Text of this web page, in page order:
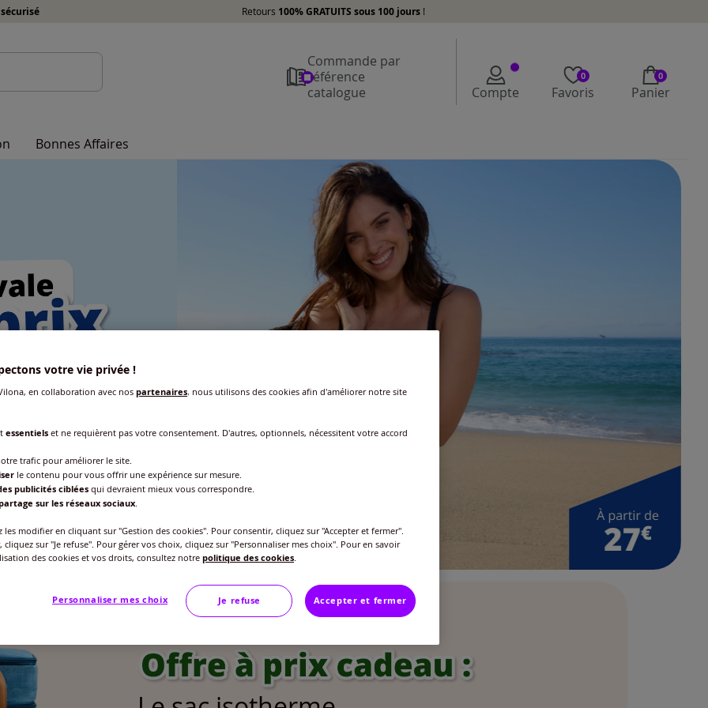
Retours 100% GRATUITS sous 100 jours !
Commande par
référence
catalogue
Compte
0
Favoris
0
Panier
Bonnes Affaires
d'été
votre vie privée !
en collaboration avec nos partenaires, nous utilisons des cookies afin d'améliorer notre site
essentiels et ne requièrent pas votre consentement. D'autres, optionnels, nécessitent votre accord
trafic pour améliorer le site.
le contenu pour vous offrir une expérience sur mesure.
publicités ciblées qui devraient mieux vous correspondre.
sur les réseaux sociaux
les modifier en cliquant sur "Gestion des cookies". Pour consentir, cliquez sur "Accepter et fermer".
cliquez sur "Je refuse". Pour gérer vos choix, cliquez sur "Personnaliser mes choix". Pour en savoir
des cookies et vos droits, consultez notre politique des cookies
Personnaliser mes choix Je refuse Accepter et fermer